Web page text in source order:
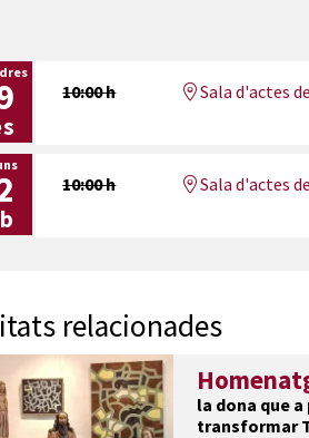
10:00 h Sala d'actes
10:00 h Sala d'actes
relacionades
la dona que a
transformar